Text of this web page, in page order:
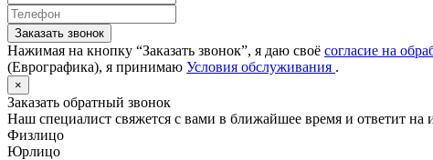
Заказать звонок
Нажимая на кнопку “Заказать звонок”, я даю своё согласие на
(Еврографика), я принимаю Условия обслуживания .
×
Заказать обратный звонок
Наш специалист свяжется с вами в ближайшее время и ответит на
Физлицо
Юрлицо